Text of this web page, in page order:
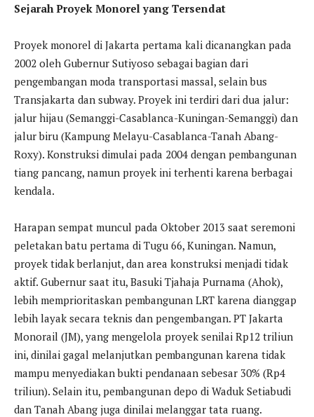
Sejarah Proyek Monorel yang Tersendat
Proyek monorel di Jakarta pertama kali dicanangkan pada
2002 oleh Gubernur Sutiyoso sebagai bagian dari
pengembangan moda transportasi massal, selain bus
Transjakarta dan subway. Proyek ini terdiri dari dua jalur:
jalur hijau (Semanggi-Casablanca-Kuningan-Semanggi) dan
jalur biru (Kampung Melayu-Casablanca-Tanah Abang-
Roxy). Konstruksi dimulai pada 2004 dengan pembangunan
tiang pancang, namun proyek ini terhenti karena berbagai
kendala.
Harapan sempat muncul pada Oktober 2013 saat seremoni
peletakan batu pertama di Tugu 66, Kuningan. Namun,
proyek tidak berlanjut, dan area konstruksi menjadi tidak
aktif. Gubernur saat itu, Basuki Tjahaja Purnama (Ahok),
lebih memprioritaskan pembangunan LRT karena dianggap
lebih layak secara teknis dan pengembangan. PT Jakarta
Monorail (JM), yang mengelola proyek senilai Rp12 triliun
ini, dinilai gagal melanjutkan pembangunan karena tidak
mampu menyediakan bukti pendanaan sebesar 30% (Rp4
triliun). Selain itu, pembangunan depo di Waduk Setiabudi
dan Tanah Abang juga dinilai melanggar tata ruang.